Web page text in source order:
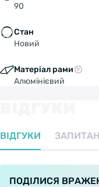
90
Стан
Новий
Матеріал рами
Алюмінієвий
ВІДГУКИ
ПОДІЛИСЯ